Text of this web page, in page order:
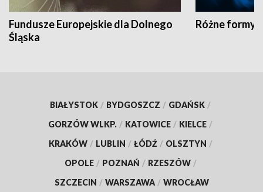
Fundusze Europejskie dla Dolnego
Śląska
Różne formy
BIAŁYSTOK / BYDGOSZCZ / GDAŃSK /
GORZÓW WLKP. / KATOWICE / KIELCE /
KRAKÓW / LUBLIN / ŁÓDŹ / OLSZTYN /
OPOLE / POZNAŃ / RZESZÓW /
SZCZECIN / WARSZAWA / WROCŁAW